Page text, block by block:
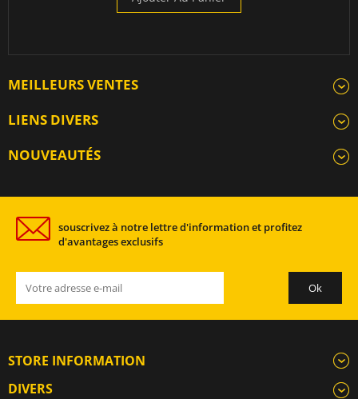
MEILLEURS VENTES
LIENS DIVERS
NOUVEAUTÉS
souscrivez à notre lettre d'information et profitez
d'avantages exclusifs
STORE INFORMATION
DIVERS